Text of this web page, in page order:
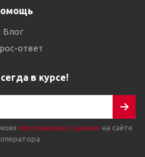
Блог
ответ
в курсе!
персональных данных на сайте
оператора